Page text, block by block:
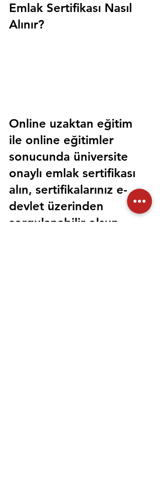
Emlak Sertifikası Nasıl
Alınır?
Online uzaktan eğitim
ile online eğitimler
sonucunda üniversite
onaylı emlak sertifikası
alın, sertifikalarınız e-
devlet üzerinden
sorgulanabilir olsun.